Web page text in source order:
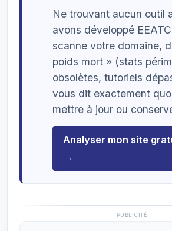
Ne trouvant aucun outil
avons développé
scanne votre domaine,
poids mort » (stats
obsolètes, tutoriels
vous dit exactement
mettre à jour ou
Analyser mon site
→
PUBLICITÉ